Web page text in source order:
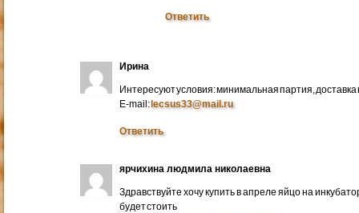
Ответить
Ирина
Интересуют условия: минимальная партия, доставка
E-mail:lecsus33@mail.ru
Ответить
ярчихина людмила николаевна
Здравствуйте хочу купить в апреле яйцо на
будет стоить